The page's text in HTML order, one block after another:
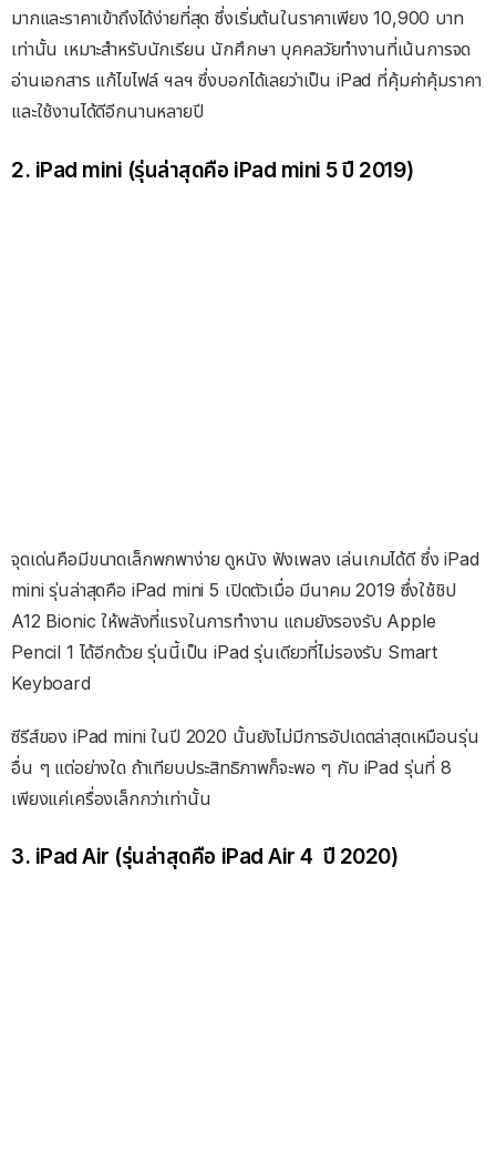
มากและราคาเข้าถึงได้ง่ายที่สุด ซึ่งเริ่มต้นในราคาเพียง 10,900 บาท
เท่านั้น เหมาะสำหรับนักเรียน นักศึกษา บุคคลวัยทำงานที่เน้นการจด
อ่านเอกสาร แก้ไขไฟล์ ฯลฯ ซึ่งบอกได้เลยว่าเป็น iPad ที่คุ้มค่าคุ้มราคา
และใช้งานได้ดีอีกนานหลายปี
2. iPad mini (รุ่นล่าสุดคือ iPad mini 5 ปี 2019)
จุดเด่นคือมีขนาดเล็กพกพาง่าย ดูหนัง ฟังเพลง เล่นเกมได้ดี ซึ่ง iPad
mini รุ่นล่าสุดคือ iPad mini 5 เปิดตัวเมื่อ มีนาคม 2019 ซึ่งใช้ชิป
A12 Bionic ให้พลังที่แรงในการทำงาน แถมยังรองรับ Apple
Pencil 1 ได้อีกด้วย รุ่นนี้เป็น iPad รุ่นเดียวที่ไม่รองรับ Smart
Keyboard
ซีรีส์ของ iPad mini ในปี 2020 นั้นยังไม่มีการอัปเดตล่าสุดเหมือนรุ่น
อื่น ๆ แต่อย่างใด ถ้าเทียบประสิทธิภาพก็จะพอ ๆ กับ iPad รุ่นที่ 8
เพียงแค่เครื่องเล็กกว่าเท่านั้น
3. iPad Air (รุ่นล่าสุดคือ iPad Air 4 ปี 2020)